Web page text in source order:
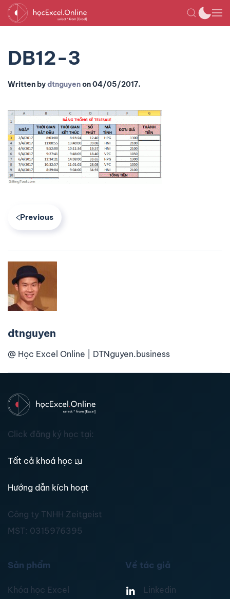
DB12-3
Written bydtnguyenon04/05/2017.
Previous
dtnguyen
@ Học Excel Online | DTNguyen.business
Click đăng ký học tại:
Tất cả khoá học 📖
Hướng dẫn kích hoạt
Công ty TNHH Zeitgeist
MST: 0315976395
Sản phẩm
Khóa học Excel
Về tác giả
Linkedin